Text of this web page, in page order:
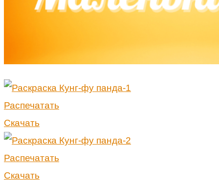
Распечатать
Скачать
Распечатать
Скачать